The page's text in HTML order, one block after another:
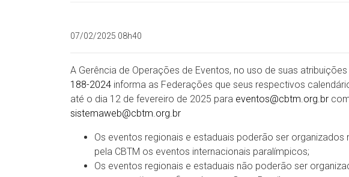
07/02/2025 08h40
A Gerência de Operações de Eventos, no uso de suas
188-2024 informa as Federações que seus respectivos
até o dia 12 de fevereiro de 2025 para eventos@cbtm.org.br
sistemaweb@cbtm.org.br
Os eventos regionais e estaduais poderão ser
pela CBTM os eventos internacionais paralímpicos;
Os eventos regionais e estaduais não poderão ser